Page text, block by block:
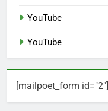
YouTube
YouTube
[mailpoet_form id="2"]